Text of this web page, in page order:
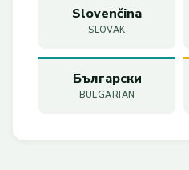
Slovenčina
SLOVAK
Български
BULGARIAN